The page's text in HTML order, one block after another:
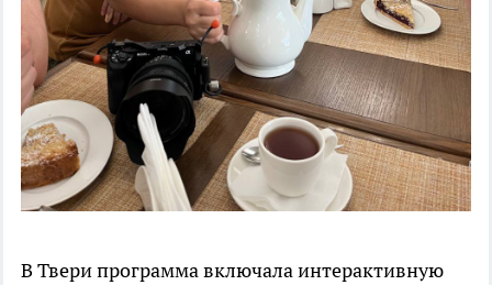
В Твери программа включала интерактивную